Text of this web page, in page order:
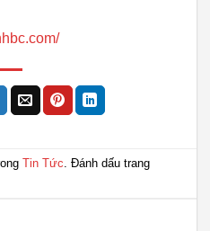
Tin Tức. Đánh dấu trang